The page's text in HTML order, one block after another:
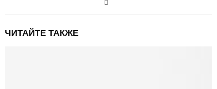
ЧИТАЙТЕ ТАКЖЕ